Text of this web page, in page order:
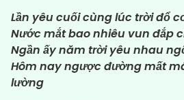
Lần yêu cuối cùng lúc trời đổ
Nước mắt bao nhiêu vun đắp
Ngần ấy năm trời yêu nhau
Hôm nay ngược đường mất
lường